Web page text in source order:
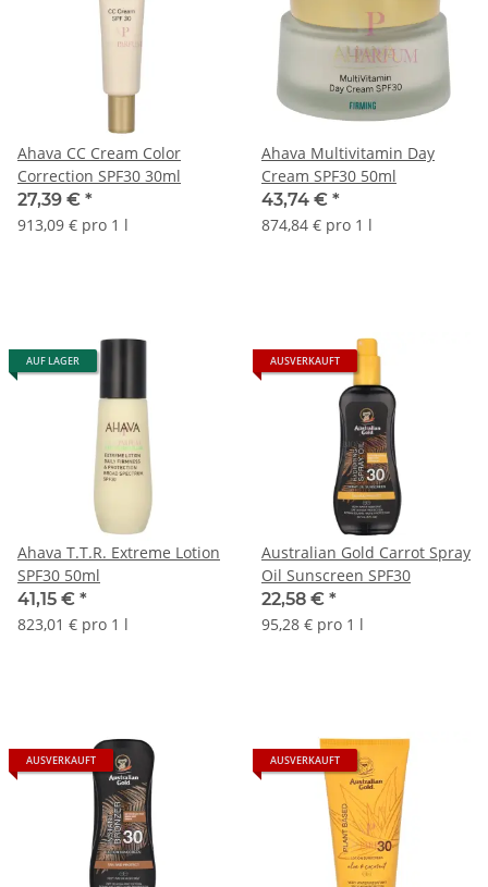
Ahava CC Cream Color
Correction SPF30 30ml
27,39 € *
913,09 € pro 1 l
Ahava Multivitamin Day
Cream SPF30 50ml
43,74 € *
874,84 € pro 1 l
AUF LAGER
Ahava T.T.R. Extreme Lotion
SPF30 50ml
41,15 € *
823,01 € pro 1 l
AUSVERKAUFT
Australian Gold Carrot Spray
Oil Sunscreen SPF30
22,58 € *
95,28 € pro 1 l
AUSVERKAUFT AUSVERKAUFT